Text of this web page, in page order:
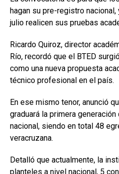
hagan su pre-registro
julio realicen sus pruebas
Ricardo Quiroz, director
Río, recordó que el BTED
como una nueva propuesta
técnico profesional en el país.
En ese mismo tenor, anunció
graduará la primera
nacional, siendo en total 48
veracruzana.
Detalló que actualmente, la
planteles a nivel nacional, 5